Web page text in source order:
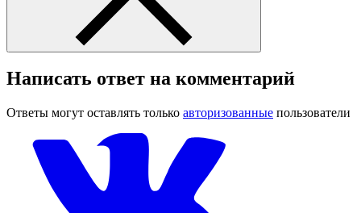
Написать ответ на комментарий
Ответы могут оставлять только авторизованные пользователи